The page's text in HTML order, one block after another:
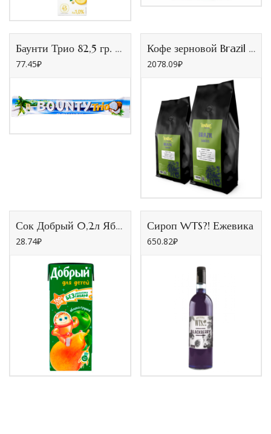
Баунти Трио 82,5 гр. (24шт/уп, 144шт/кор)
77.45₽
Кофе зерновой Brazil Santos 17/18, 1кг (Цех кофе)
2078.09₽
Сок Добрый 0,2л Яблоко-Груша/27шт
28.74₽
Сироп WTS?! Ежевика
650.82₽